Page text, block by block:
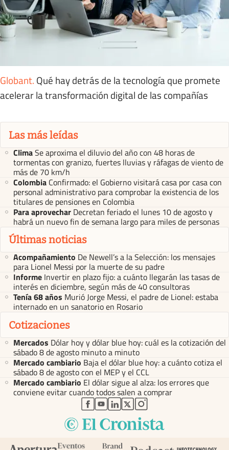
Globant. Qué hay detrás de la tecnología que promete
acelerar la transformación digital de las compañías
Las más leídas
ClimaSe aproxima el diluvio del año con 48 horas de
tormentas con granizo, fuertes lluvias y ráfagas de viento de
más de 70 km/h
Colombia Confirmado: el Gobierno visitará casa por casa con
personal administrativo para comprobar la existencia de los
titulares de pensiones en Colombia
Para aprovechar Decretan feriado el lunes 10 de agosto y
habrá un nuevo fin de semana largo para miles de personas
Últimas noticias
Acompañamiento De Newell’s a la Selección: los mensajes
para Lionel Messi por la muerte de su padre
Informe Invertir en plazo fijo: a cuánto llegarán las tasas de
interés en diciembre, según más de 40 consultoras
Tenía 68 años Murió Jorge Messi, el padre de Lionel: estaba
internado en un sanatorio en Rosario
Cotizaciones
Mercados Dólar hoy y dólar blue hoy: cuál es la cotización del
sábado 8 de agosto minuto a minuto
Mercado cambiario Baja el dólar blue hoy: a cuánto cotiza el
sábado 8 de agosto con el MEP y el CCL
Mercado cambiario El dólar sigue al alza: los errores que
conviene evitar cuando todos salen a comprar
abre en nueva pestaña
abre en nueva pestaña
abre en nueva pestaña
abre en nueva pestaña
abre en nueva pestaña